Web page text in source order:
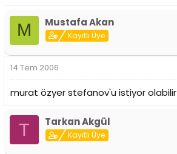
M Mustafa Akan
Kayıtlı Üye
14 Tem 2006
murat özyer stefanov'u istiyor
T Tarkan Akgül
Kayıtlı Üye